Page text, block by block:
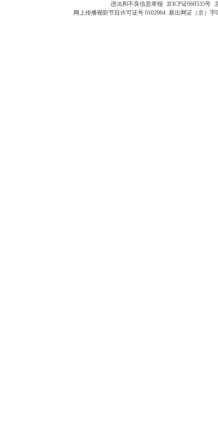
违法和不良信息举报 京ICP证060535号
网上传播视听节目许可证号 0102004 新出网证（京）